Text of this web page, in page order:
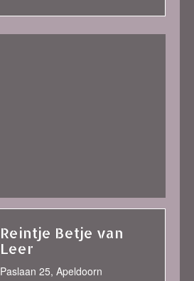
Reintje Betje van
Leer
Paslaan 25, Apeldoorn